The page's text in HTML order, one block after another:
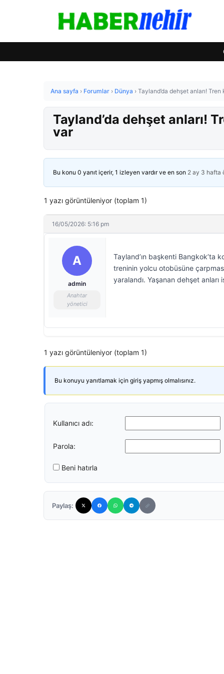
Ana sayfa › Forumlar › Dünya › Tayland’da dehşet anları!
Tayland’da dehşet anları!
var
Bu konu 0 yanıt içerir, 1 izleyen vardır ve en son 2 ay 3 hafta
1 yazı görüntüleniyor (toplam 1)
16/05/2026: 5:16 pm
A
admin
Anahtar
yönetici
Tayland’ın başkenti
treninin yolcu otobüsüne
yaralandı. Yaşanan dehşet
1 yazı görüntüleniyor (toplam 1)
Bu konuyu yanıtlamak için giriş yapmış olmalısınız.
Kullanıcı adı:
Parola:
Beni hatırla
Paylaş: